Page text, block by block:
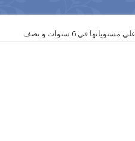
فى 6 سنوات و نصف